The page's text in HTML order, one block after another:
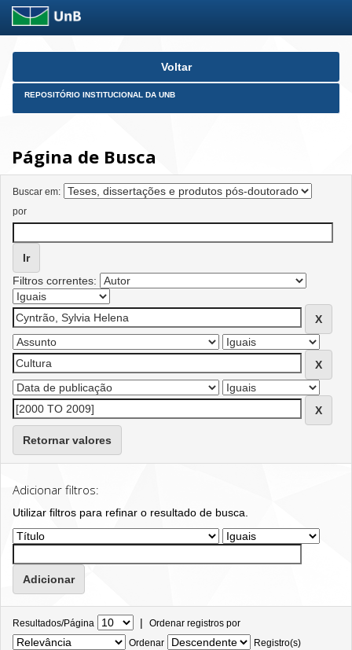
Skip
Voltar
REPOSITÓRIO INSTITUCIONAL DA UNB
Página de Busca
Buscar em:
por
Filtros correntes:
Retornar valores
Adicionar filtros:
Utilizar filtros para refinar o resultado de busca.
Resultados/Página | Ordenar registros por
Ordenar
Registro(s)